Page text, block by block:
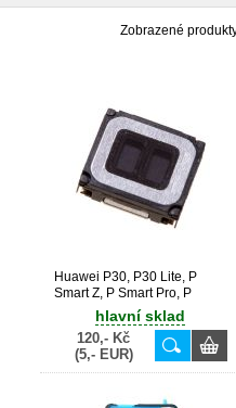
Zobrazené
Huawei P30, P30 Lite, P
Smart Z, P Smart Pro, P
Smart 2019, P Smart Plus
2019, Y7 Prime 2019, Y5
2019, Y6P, Nova 5T, Honor
9X, Honor View 20 originální
sluchátko (Service Pack) -
hlavní sklad
120,- Kč
(5,- EUR)